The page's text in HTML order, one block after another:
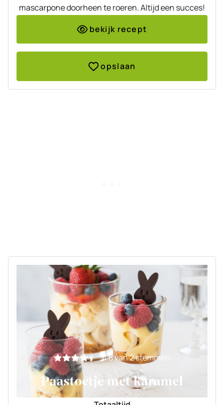
mascarpone doorheen te roeren. Altijd een succes!
bekijk recept
opslaan
4.5van2stemmen
Paastoetje met karamel